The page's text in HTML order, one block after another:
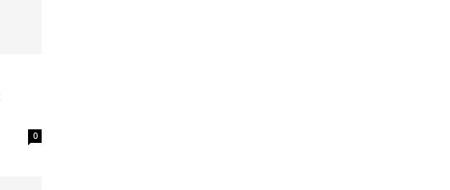
0